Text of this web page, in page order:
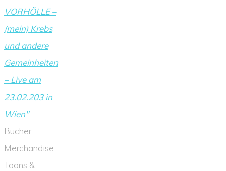
VORHÖLLE –
(mein) Krebs
und andere
Gemeinheiten
– Live am
23.02.203 in
Wien"
Bücher
Merchandise
Toons &